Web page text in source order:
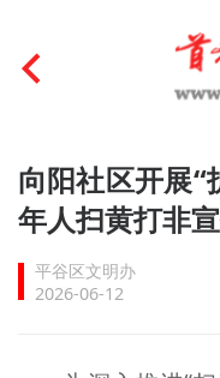
首页
文明创建
文明实践
向阳社区开展“
年人扫黄打非
平谷区文明办
2026-06-12